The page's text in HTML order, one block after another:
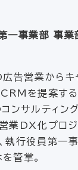
一事業部 事業
告営業からキ
CRMを提案す
ンサルティン
営業DX化プ
、執行役員第
管掌。